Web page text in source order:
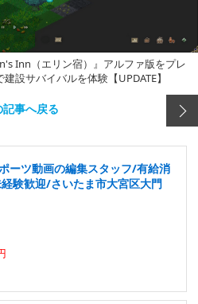
Inn（エリン宿）』アルファ版をプレ
設サバイバルを体験【UPDATE】
記事へ戻る
ーツ動画の編集スタッフ/有給消
験歓迎/さいたま市大宮区大門